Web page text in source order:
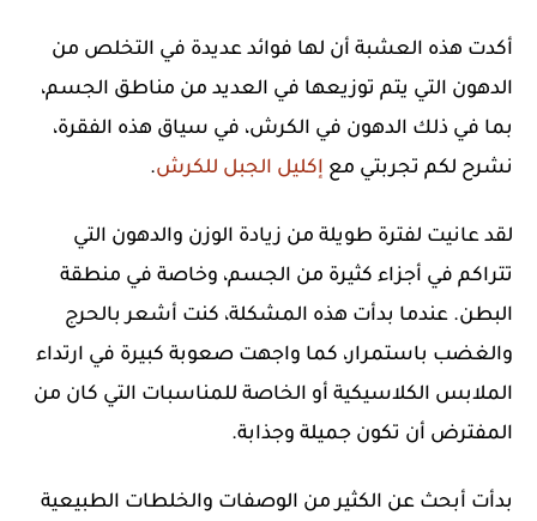
أكدت هذه العشبة أن لها فوائد عديدة في التخلص من
الدهون التي يتم توزيعها في العديد من مناطق الجسم،
بما في ذلك الدهون في الكرش، في سياق هذه الفقرة،
نشرح لكم تجربتي مع إكليل الجبل للكرش.
لقد عانيت لفترة طويلة من زيادة الوزن والدهون التي
تتراكم في أجزاء كثيرة من الجسم، وخاصة في منطقة
البطن. عندما بدأت هذه المشكلة، كنت أشعر بالحرج
والغضب باستمرار، كما واجهت صعوبة كبيرة في ارتداء
الملابس الكلاسيكية أو الخاصة للمناسبات التي كان من
المفترض أن تكون جميلة وجذابة.
بدأت أبحث عن الكثير من الوصفات والخلطات الطبيعية